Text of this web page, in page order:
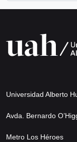
Universidad Alberto
Avda. Bernardo
Metro Los Héroes